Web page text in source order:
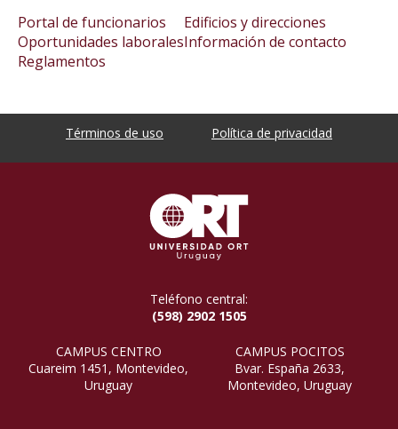
Portal de funcionarios
Oportunidades laborales
Reglamentos
Edificios y direcciones
Información de contacto
Términos de uso Política de privacidad
Teléfono central:
(598) 2902 1505
CAMPUS CENTRO
Cuareim 1451, Montevideo,
Uruguay
CAMPUS POCITOS
Bvar. España 2633,
Montevideo, Uruguay